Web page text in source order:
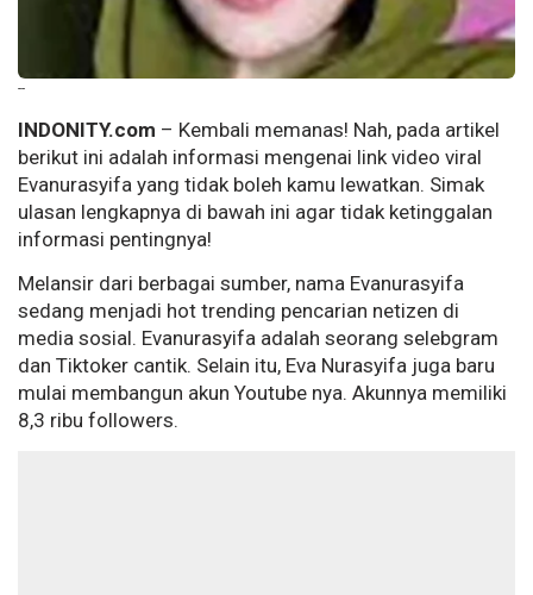
--
INDONITY.com – Kembali memanas! Nah, pada artikel
berikut ini adalah informasi mengenai link video viral
Evanurasyifa yang tidak boleh kamu lewatkan. Simak
ulasan lengkapnya di bawah ini agar tidak ketinggalan
informasi pentingnya!
Melansir dari berbagai sumber, nama Evanurasyifa
sedang menjadi hot trending pencarian netizen di
media sosial. Evanurasyifa adalah seorang selebgram
dan Tiktoker cantik. Selain itu, Eva Nurasyifa juga baru
mulai membangun akun Youtube nya. Akunnya memiliki
8,3 ribu followers.